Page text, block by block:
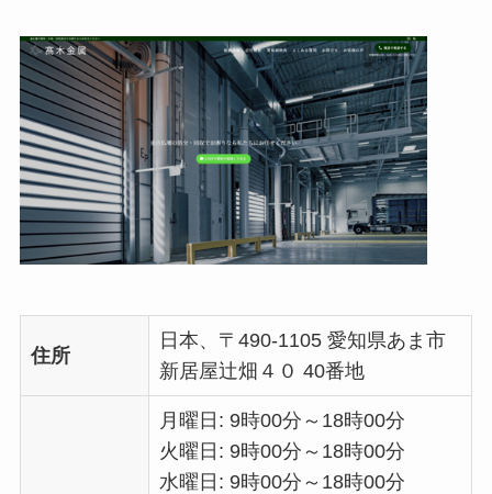
住所
日本、〒490-1105 愛知県あま市
新居屋辻畑４０ 40番地
月曜日: 9時00分～18時00分
火曜日: 9時00分～18時00分
水曜日: 9時00分～18時00分